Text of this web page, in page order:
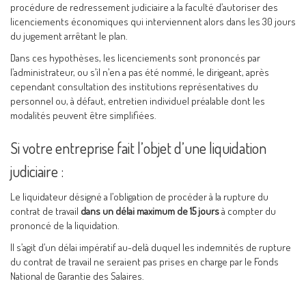
procédure de redressement judiciaire a la faculté d’autoriser des
licenciements économiques qui interviennent alors dans les 30 jours
du jugement arrêtant le plan.
Dans ces hypothèses, les licenciements sont prononcés par
l’administrateur, ou s’il n’en a pas été nommé, le dirigeant, après
cependant consultation des institutions représentatives du
personnel ou, à défaut, entretien individuel préalable dont les
modalités peuvent être simplifiées.
Si votre entreprise fait l’objet d’une liquidation
judiciaire :
Le liquidateur désigné a l’obligation de procéder à la rupture du
contrat de travail dans un délai maximum de 15 joursà compter du
prononcé de la liquidation.
Il s’agit d’un délai impératif au-delà duquel les indemnités de rupture
du contrat de travail ne seraient pas prises en charge par le Fonds
National de Garantie des Salaires.